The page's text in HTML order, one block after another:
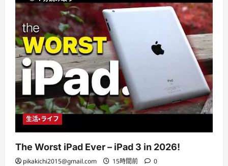
生活・ライフ
The Worst iPad Ever – iPad 3 in 2026!
pikakichi2015@gmail.com 15時間前 0